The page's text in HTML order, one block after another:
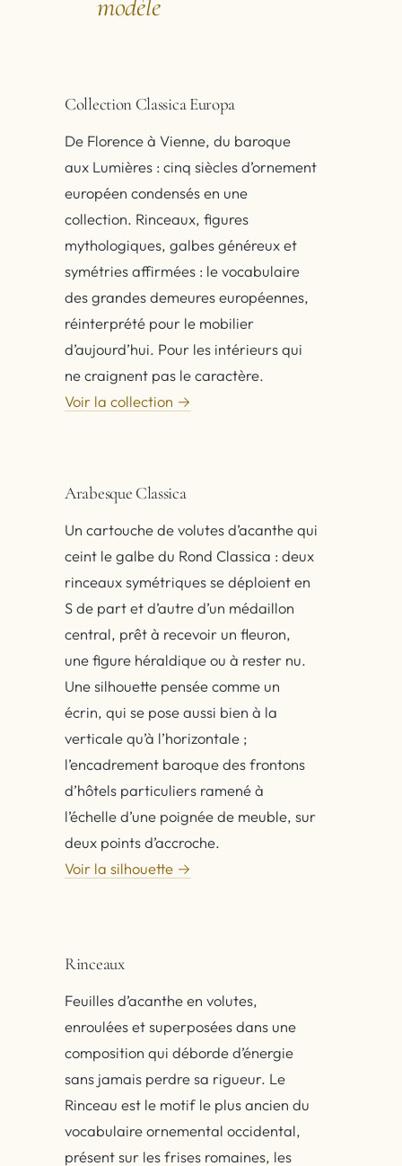
modèle
Collection Classica Europa
De Florence à Vienne, du baroque
aux Lumières : cinq siècles d’ornement
européen condensés en une
collection. Rinceaux, figures
mythologiques, galbes généreux et
symétries affirmées : le vocabulaire
des grandes demeures européennes,
réinterprété pour le mobilier
d’aujourd’hui. Pour les intérieurs qui
ne craignent pas le caractère.
Voir la collection →
Arabesque Classica
Un cartouche de volutes d’acanthe qui
ceint le galbe du Rond Classica : deux
rinceaux symétriques se déploient en
S de part et d’autre d’un médaillon
central, prêt à recevoir un fleuron,
une figure héraldique ou à rester nu.
Une silhouette pensée comme un
écrin, qui se pose aussi bien à la
verticale qu’à l’horizontale ;
l’encadrement baroque des frontons
d’hôtels particuliers ramené à
l’échelle d’une poignée de meuble, sur
deux points d’accroche.
Voir la silhouette →
Rinceaux
Feuilles d’acanthe en volutes,
enroulées et superposées dans une
composition qui déborde d’énergie
sans jamais perdre sa rigueur. Le
Rinceau est le motif le plus ancien du
vocabulaire ornemental occidental,
présent sur les frises romaines, les